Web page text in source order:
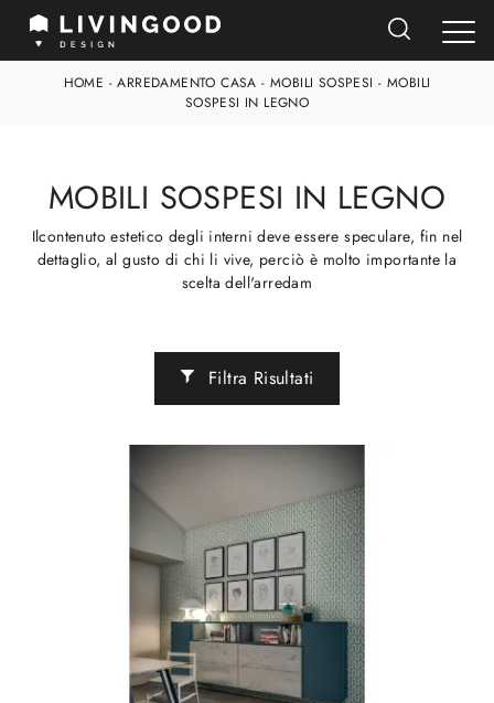
HOME -ARREDAMENTO CASA -MOBILI SOSPESI - MOBILI
SOSPESI IN LEGNO
MOBILI SOSPESI IN LEGNO
Ilcontenuto estetico degli interni deve essere speculare, fin nel
dettaglio, al gusto di chi li vive, perciò è molto importante la
scelta dell'arredam
Filtra Risultati